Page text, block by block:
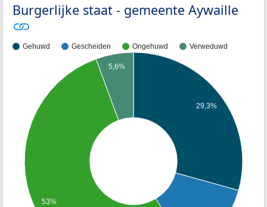
Burgerlijke staat - gemeente Aywaille
Gehuwd Gescheiden Ongehuwd Verweduwd
29,3%
5,6%
53%